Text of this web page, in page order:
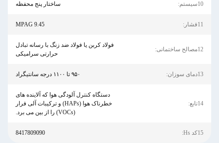
10سیستم: ساختار پنج محفظه
11فشار: 9.45 MPAG
12مصالح ساختمانی:
فولاد کربن یا فولاد ضد زنگ با رسانه تبادل
حرارتی سرامیکی
13دمای سوزان: ۹۵۰ تا ۱۱۰۰ درجه سانتیگراد
14تابع:
دستگاه کنترل آلودگی هوا که آلاینده های
خطرناک هوا (HAPs) و ترکیبات آلی فرار
(VOCs) را از بین می برد.
15کد Hs: 8417809090